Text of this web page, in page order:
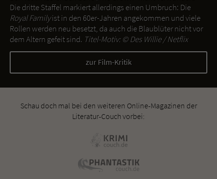
Die dritte Staffel markiert allerdings einen Umbruch: Die
Royal Familyist in den 60er-Jahren angekommen und viele
Rollen werden neu besetzt, da auch die Blaublüter nicht vor
dem Altern gefeit sind. Titel-Motiv: ©Des Willie / Netflix
zur Film-Kritik
Schau doch mal bei den weiteren Online-Magazinen der
Literatur-Couch vorbei: